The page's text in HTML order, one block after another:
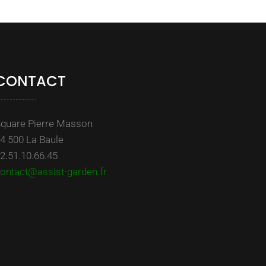
Pierre Masson
500 La Baule
garden.fr